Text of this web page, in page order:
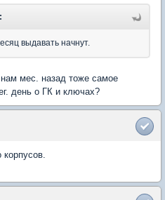
выдавать начнут.
нам мес. назад тоже самое
день о ГК и ключах?